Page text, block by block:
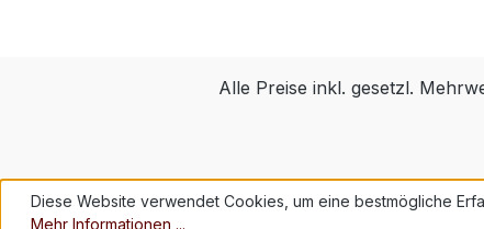
Alle Preise inkl. gesetzl.
Diese Website verwendet Cookies, um eine bestmögliche
Mehr Informationen ...